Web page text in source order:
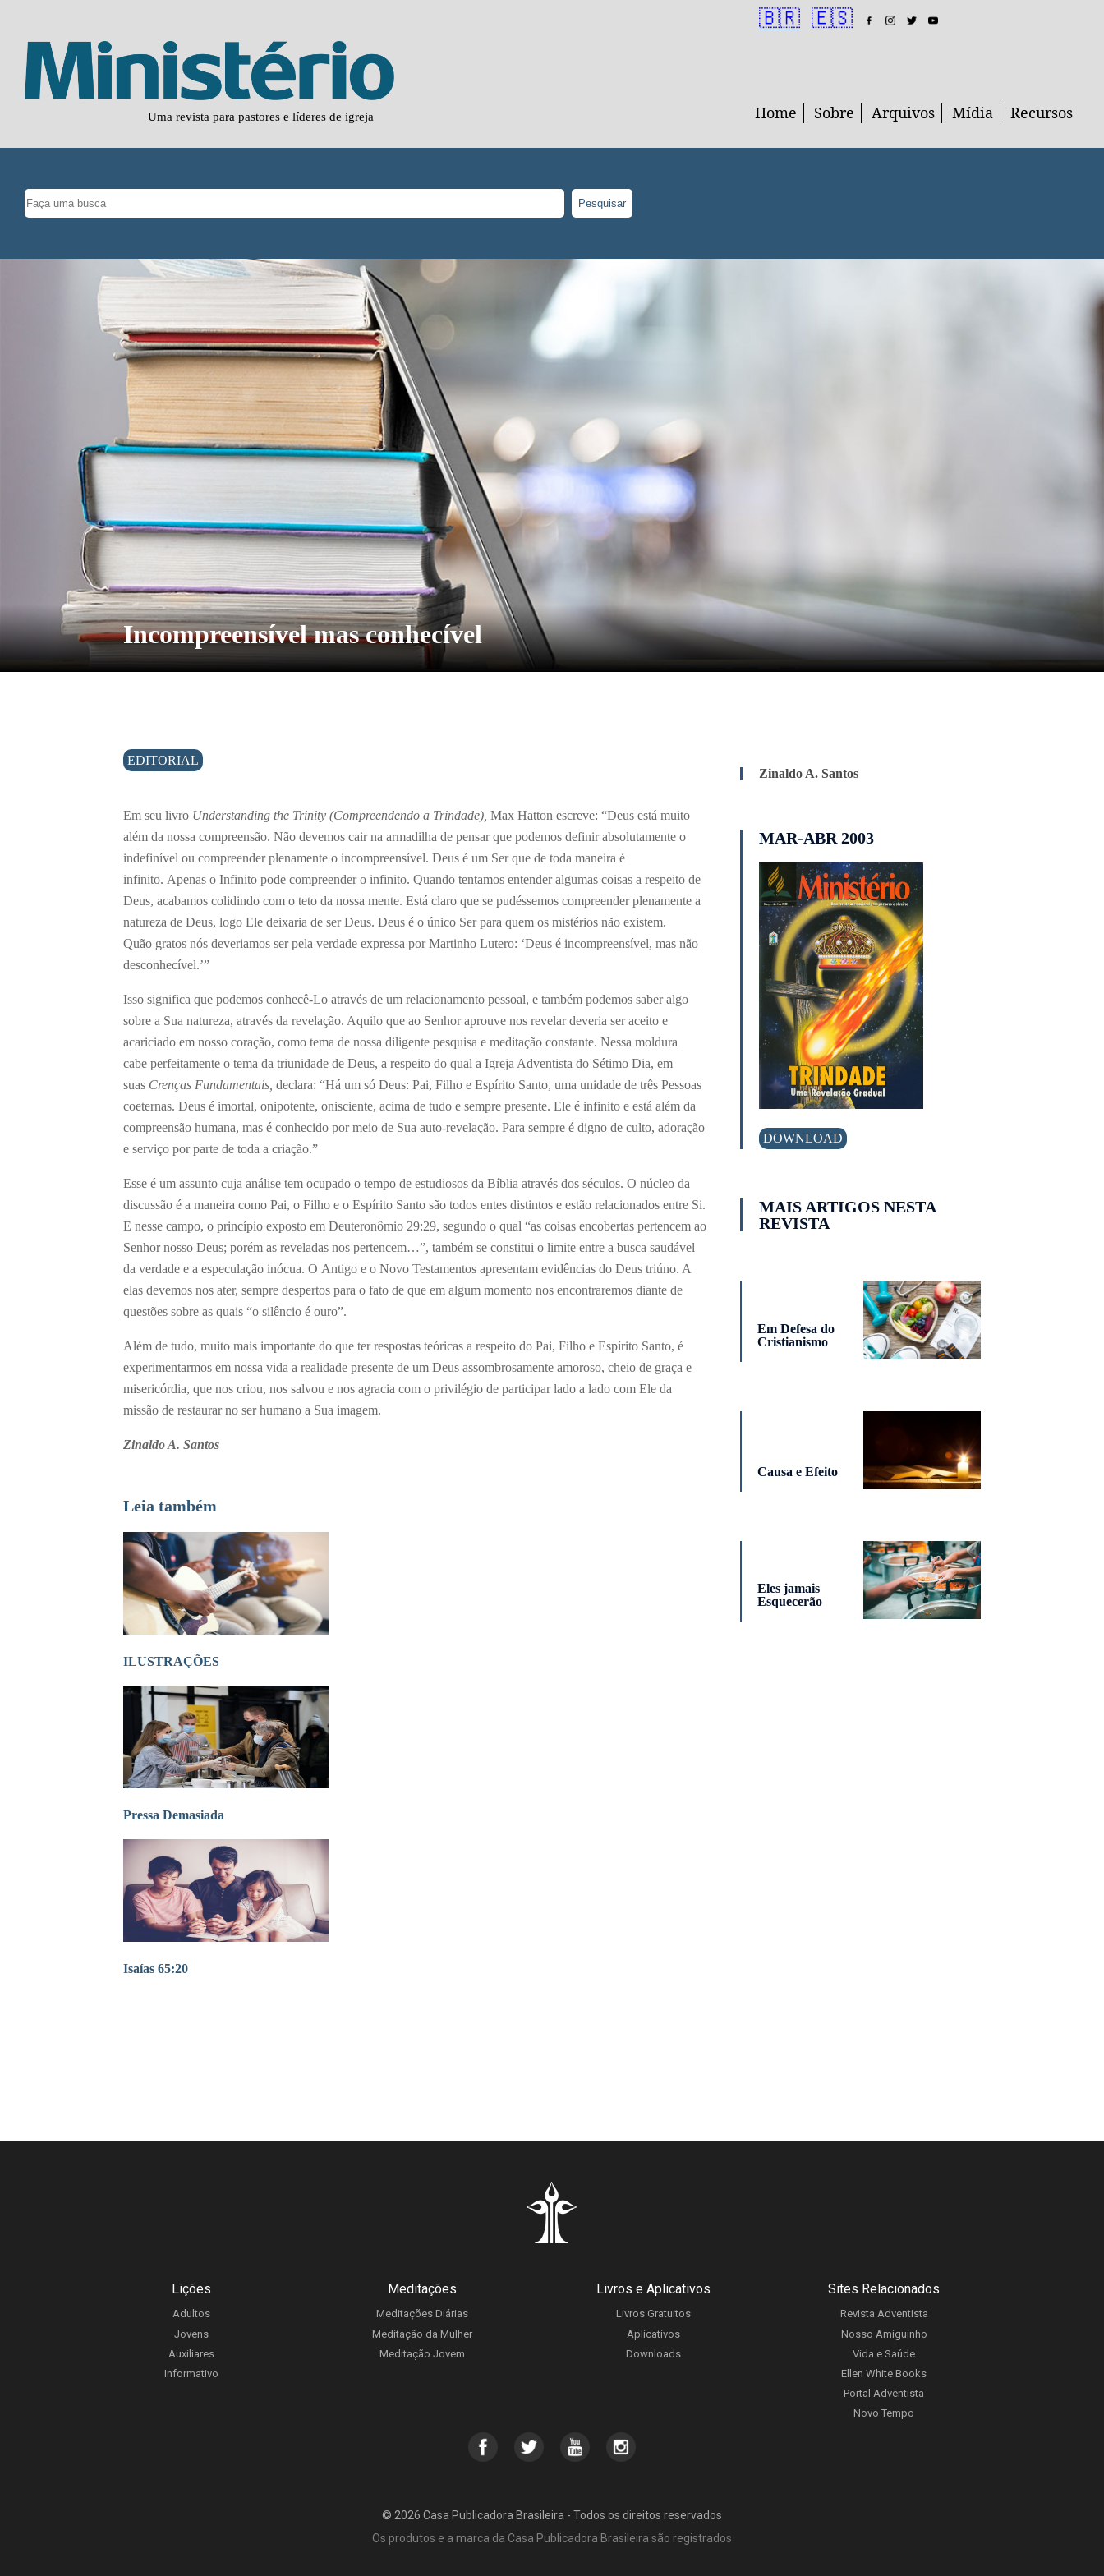
Uma revista para pastores e líderes de igreja Home Sobre Arquivos Mídia Recursos
🇧🇷 🇪🇸
Pesquisar
Incompreensível mas conhecível
EDITORIAL
Em seu livro Understanding the Trinity (Compreendendo a Trindade), Max Hatton escreve: “Deus está muito
além da nossa compreensão. Não devemos cair na armadilha de pensar que podemos definir absolutamente o
indefinível ou compreender plenamente o incompreensível. Deus é um Ser que de toda maneira é
infinito. Apenas o Infinito pode compreender o infinito. Quando tentamos entender algumas coisas a respeito de
Deus, acabamos colidindo com o teto da nossa mente. Está claro que se pudéssemos compreender plenamente a
natureza de Deus, logo Ele deixaria de ser Deus. Deus é o único Ser para quem os mistérios não existem.
Quão gratos nós deveriamos ser pela verdade expressa por Martinho Lutero: ‘Deus é incompreensível, mas não
desconhecível.’”
Isso significa que podemos conhecê-Lo através de um relacionamento pessoal, e também podemos saber algo
sobre a Sua natureza, através da revelação. Aquilo que ao Senhor aprouve nos revelar deveria ser aceito e
acariciado em nosso coração, como tema de nossa diligente pesquisa e meditação constante. Nessa moldura
cabe perfeitamente o tema da triunidade de Deus, a respeito do qual a Igreja Adventista do Sétimo Dia, em
suas Crenças Fundamentais, declara: “Há um só Deus: Pai, Filho e Espírito Santo, uma unidade de três Pessoas
coeternas. Deus é imortal, onipotente, onisciente, acima de tudo e sempre presente. Ele é infinito e está além da
compreensão humana, mas é conhecido por meio de Sua auto-revelação. Para sempre é digno de culto, adoração
e serviço por parte de toda a criação.”
Esse é um assunto cuja análise tem ocupado o tempo de estudiosos da Bíblia através dos séculos. O núcleo da
discussão é a maneira como Pai, o Filho e o Espírito Santo são todos entes distintos e estão relacionados entre Si.
E nesse campo, o princípio exposto em Deuteronômio 29:29, segundo o qual “as coisas encobertas pertencem ao
Senhor nosso Deus; porém as reveladas nos pertencem…”, também se constitui o limite entre a busca saudável
da verdade e a especulação inócua. O Antigo e o Novo Testamentos apresentam evidências do Deus triúno. A
elas devemos nos ater, sempre despertos para o fato de que em algum momento nos encontraremos diante de
questões sobre as quais “o silêncio é ouro”.
Além de tudo, muito mais importante do que ter respostas teóricas a respeito do Pai, Filho e Espírito Santo, é
experimentarmos em nossa vida a realidade presente de um Deus assombrosamente amoroso, cheio de graça e
misericórdia, que nos criou, nos salvou e nos agracia com o privilégio de participar lado a lado com Ele da
missão de restaurar no ser humano a Sua imagem.
Zinaldo A. Santos
Leia também
ILUSTRAÇÕES
Pressa Demasiada
Isaías 65:20
Zinaldo A. Santos
MAR-ABR 2003
DOWNLOAD
MAIS ARTIGOS NESTA
REVISTA
Em Defesa do
Cristianismo
Causa e Efeito
Eles jamais
Esquecerão
Lições
Adultos
Jovens
Auxiliares
Informativo
Meditações
Meditações Diárias
Meditação da Mulher
Meditação Jovem
Livros e Aplicativos
Livros Gratuitos
Aplicativos
Downloads
Sites Relacionados
Revista Adventista
Nosso Amiguinho
Vida e Saúde
Ellen White Books
Portal Adventista
Novo Tempo
© 2026 Casa Publicadora Brasileira - Todos os direitos reservados
Os produtos e a marca da Casa Publicadora Brasileira são registrados